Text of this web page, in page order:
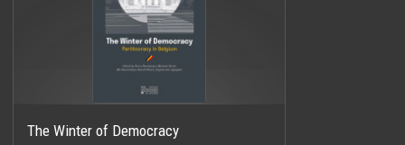
The Winter of Democracy